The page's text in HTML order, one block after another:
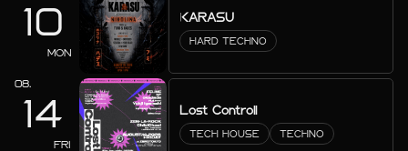
10
MON
KARASU
HARD TECHNO
08.
14
FRI
Lost Controll
TECH HOUSE TECHNO